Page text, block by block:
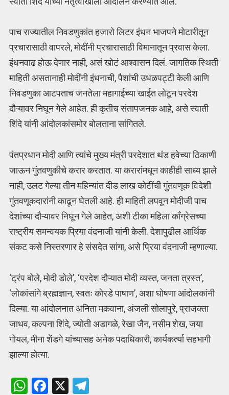
पाच राज्यातील निवडणुकांत हजारो लिटर इंधन भाजपने मोटारीतून
प्रचारासाठी वापरले, मोदींनी प्रचारासाठी विमानातून प्रवास केला.
इंधनवाढ होऊ देणार नाही, असं खोटं आश्वासन दिलं. जागतिक स्थिती
माहिती असतानाही मोदींनी इंधनाची, पैशांची उधळपट्टी केली आणि
निवडणुका आटपताच जनतेला महागाईच्या खाईत लोटून परदेश
दौऱ्यावर निघून गेले आहेत. ही कृतीच संतापजनक आहे, असे स्वाती
शिंदे यांनी आंदोलकांसमोर बोलताना सांगितले.
पंतप्रधान मोदी आणि त्यांचे मुख्य मंत्री परदेशात थंड हवेच्या ठिकाणी
जाऊन गुंतवणुकीचे करार करतात. या करारांमधून काहीही साध्य झाले
नाही, उलट गेल्या तीन महिन्यांत दीड लाख कोटींची गुंतवणूक विदेशी
गुंतवणूकदारांनी काढून घेतली आहे. ही माहिती लपवून मोदीजी पाच
देशांच्या दौऱ्यावर निघून गेले आहेत, अशी टीका महिला काँग्रेसच्या
राष्ट्रीय समन्वयक प्रिया वंदनाजी यांनी केली. देशापुढील आर्थिक
संकट कसे निस्तरणार हे संसदेत सांगा, असे प्रिया वंदनाजी म्हणाल्या.
‘ट्रंप बोले, मोदी डोले’, ‘परदेश दौऱ्यात मोदी व्यस्त, जनता त्रस्त’,
‘लोकांसांगे ब्रह्मज्ञान, स्वतः कोरडे पाषाण’, अशा घोषणा आंदोलकांनी
दिल्या. या आंदोलनात अनिता मकवाना, अंजली सोलापुरे, प्राजक्ता
जाधव, कल्पना शिंदे, ज्योती अडागळे, रेखा जैन, नसीम शेख, जया
गोयल, मीना शेंडगे यांच्यासह अनेक पदाधिकारी, कार्यकर्त्या सहभागी
झाल्या होत्या.
W F X T